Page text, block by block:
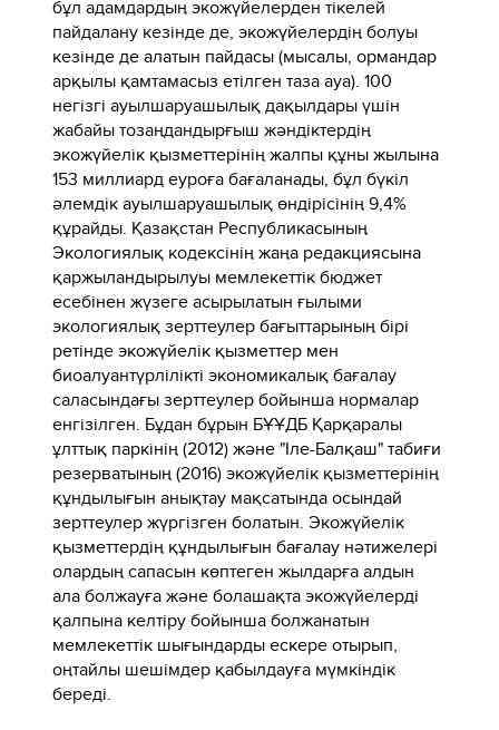
бұл адамдардың экожүйелерден тікелей
пайдалану кезінде де, экожүйелердің болуы
кезінде де алатын пайдасы (мысалы, ормандар
арқылы қамтамасыз етілген таза ауа). 100
негізгі ауылшаруашылық дақылдары үшін
жабайы тозаңдандырғыш жәндіктердің
экожүйелік қызметтерінің жалпы құны жылына
153 миллиард еуроға бағаланады, бұл бүкіл
әлемдік ауылшаруашылық өндірісінің 9,4%
құрайды. Қазақстан Республикасының
Экологиялық кодексінің жаңа редакциясына
қаржыландырылуы мемлекеттік бюджет
есебінен жүзеге асырылатын ғылыми
экологиялық зерттеулер бағыттарының бірі
ретінде экожүйелік қызметтер мен
биоалуантүрлілікті экономикалық бағалау
саласындағы зерттеулер бойынша нормалар
енгізілген. Бұдан бұрын БҰҰДБ Қарқаралы
ұлттық паркінің (2012) және "Іле-Балқаш" табиғи
резерватының (2016) экожүйелік қызметтерінің
құндылығын анықтау мақсатында осындай
зерттеулер жүргізген болатын. Экожүйелік
қызметтердің құндылығын бағалау нәтижелері
олардың сапасын көптеген жылдарға алдын
ала болжауға және болашақта экожүйелерді
қалпына келтіру бойынша болжанатын
мемлекеттік шығындарды ескере отырып,
оңтайлы шешімдер қабылдауға мүмкіндік
береді.